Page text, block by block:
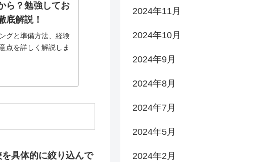
ら？勉強してお
底解説！
グと準備方法、経験
点を詳しく解説しま
具体的に絞り込んで
2024年11月
2024年10月
2024年9月
2024年8月
2024年7月
2024年5月
2024年2月